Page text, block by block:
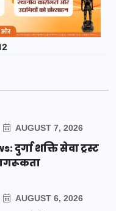
AUGUST 7, 2026
दुर्गा शक्ति सेवा ट्रस्ट
AUGUST 6, 2026